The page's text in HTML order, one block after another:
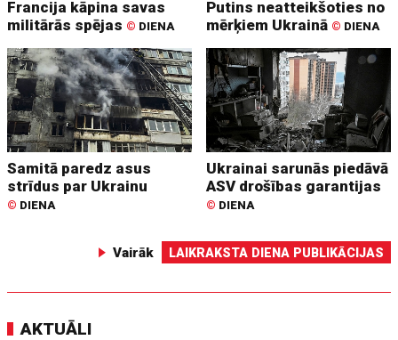
Francija kāpina savas
militārās spējas © DIENA
Putins neatteikšoties no
mērķiem Ukrainā © DIENA
Samitā paredz asus
strīdus par Ukrainu
© DIENA
Ukrainai sarunās piedāvā
ASV drošības garantijas
© DIENA
Vairāk LAIKRAKSTA DIENA PUBLIKĀCIJAS
AKTUĀLI